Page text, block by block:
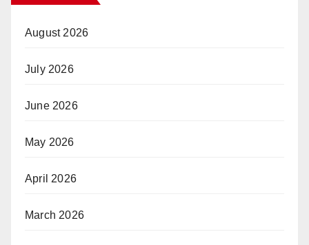
August 2026
July 2026
June 2026
May 2026
April 2026
March 2026